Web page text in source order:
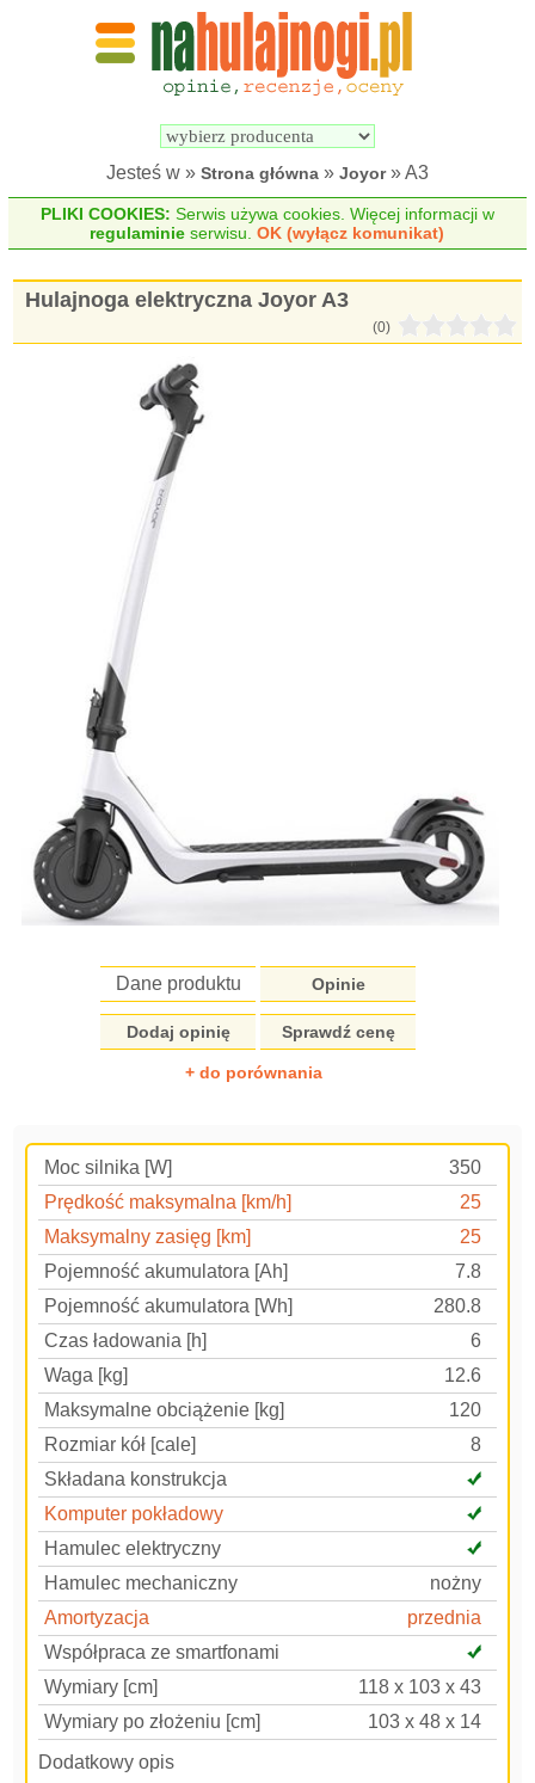
Wyszukiwarka
elektrycznych
Jesteś w » Strona główna » Joyor» A3
PLIKI COOKIES: Serwis używa cookies. Więcej informacji w
regulaminie serwisu.OK (wyłącz komunikat)
Hulajnoga elektryczna Joyor A3
(0)
Dane produktu Opinie
Dodaj opinię Sprawdź cenę
+ do porównania
Moc silnika [W]
350
Prędkość maksymalna [km/h]
25
Maksymalny zasięg [km]
25
Pojemność akumulatora [Ah]
7.8
Pojemność akumulatora [Wh]
280.8
Czas ładowania [h]
6
Waga [kg]
12.6
Maksymalne obciążenie [kg]
120
Rozmiar kół [cale]
8
Składana konstrukcja
Komputer pokładowy
Hamulec elektryczny
Hamulec mechaniczny
nożny
Amortyzacja
przednia
Współpraca ze smartfonami
Wymiary [cm]
118 x 103 x 43
Wymiary po złożeniu [cm]
103 x 48 x 14
Dodatkowy opis